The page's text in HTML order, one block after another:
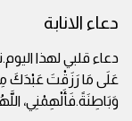
دعاء الانابة
دعاء قلبي لهذا
عَلَى مَا رَزَقْتَ عَبْدَكَ
وَبَاطِنَةً.فَأَلْهِمْنِي،